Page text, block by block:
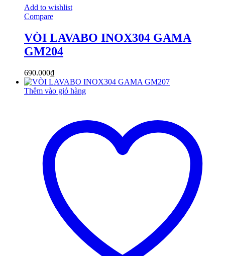
Add to wishlist
Compare
VÒI LAVABO INOX304 GAMA
GM204
690.000₫
Thêm vào giỏ hàng